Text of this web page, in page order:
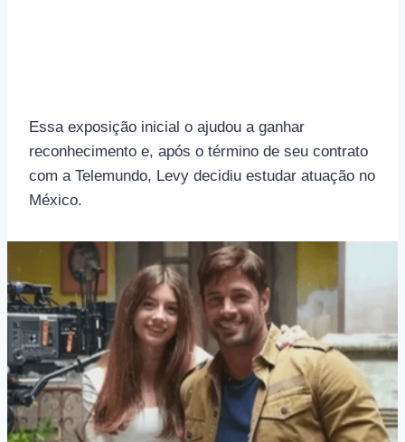
Essa exposição inicial o ajudou a ganhar
reconhecimento e, após o término de seu contrato
com a Telemundo, Levy decidiu estudar atuação no
México.